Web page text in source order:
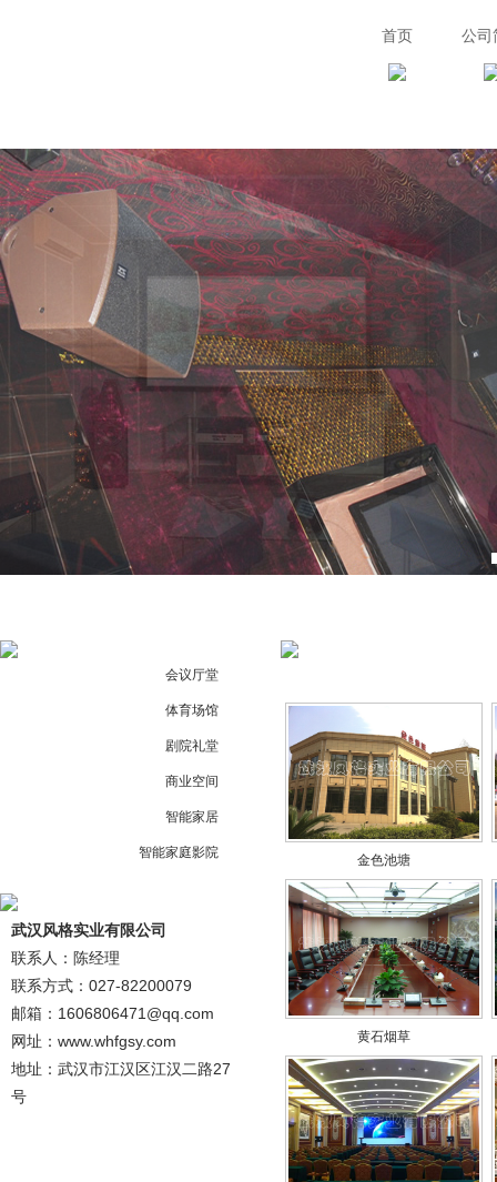
首页 公司
会议厅堂
体育场馆
剧院礼堂
商业空间
智能家居
智能家庭影院
武汉风格实业有限公司
联系人：陈经理
联系方式：027-82200079
邮箱：1606806471@qq.com
网址：www.whfgsy.com
地址：武汉市江汉区江汉二路27
号
金色池塘
黄石烟草